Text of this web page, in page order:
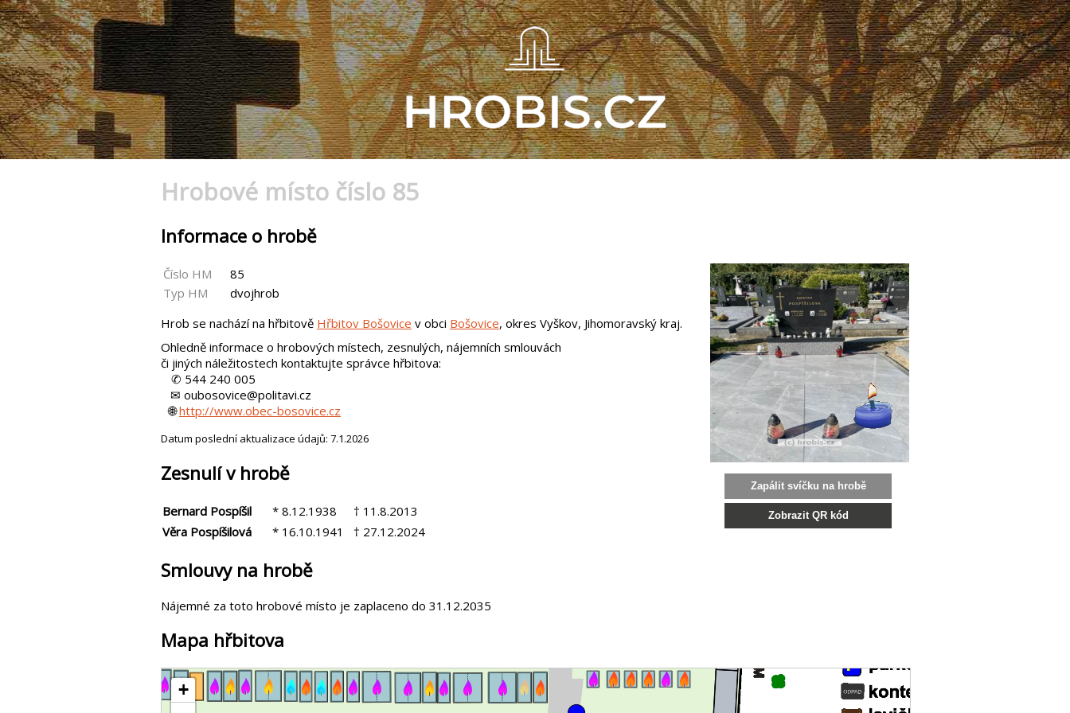
Hrobové místo číslo 85
Informace o hrobě
Zapálit svíčku na hrobě
Zobrazit QR kód
Číslo HM
85
Typ HM
dvojhrob
Hrob se nachází na hřbitově Hřbitov Bošovice v obci Bošovice, okres Vyškov, Jihomoravský kraj.
Ohledně informace o hrobových místech, zesnulých, nájemních smlouvách
či jiných náležitostech kontaktujte správce hřbitova:
✆ 544 240 005
✉ oubosovice@politavi.cz
🌐http://www.obec-bosovice.cz
Datum poslední aktualizace údajů: 7.1.2026
Zesnulí v hrobě
Bernard Pospíšil * 8.12.1938
† 11.8.2013
Věra Pospíšilová
* 16.10.1941 † 27.12.2024
Smlouvy na hrobě
Nájemné za toto hrobové místo je zaplaceno do 31.12.2035
Mapa hřbitova
+